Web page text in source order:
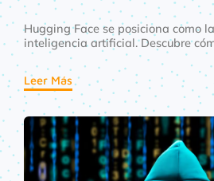
Hugging Face se posiciona como
inteligencia artificial. Descubre
está dando forma al futuro de la
tecnología.
Leer Más